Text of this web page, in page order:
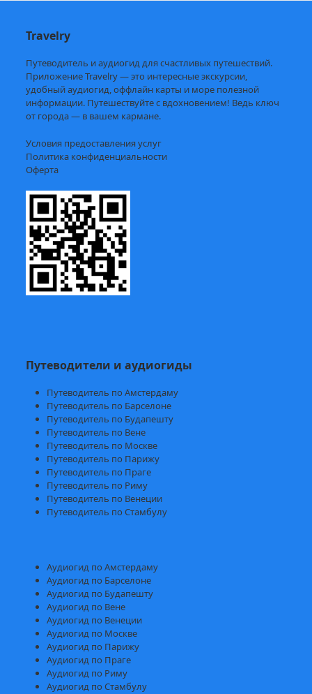
Travelry
Путеводитель и аудиогид для счастливых путешествий.
Приложение Travelry — это интересные экскурсии,
удобный аудиогид, оффлайн карты и море полезной
информации. Путешествуйте с вдохновением! Ведь ключ
от города — в вашем кармане.
Условия предоставления услуг
Политика конфиденциальности
Оферта
Путеводители и аудиогиды
Путеводитель по Амстердаму
Путеводитель по Барселоне
Путеводитель по Будапешту
Путеводитель по Вене
Путеводитель по Москве
Путеводитель по Парижу
Путеводитель по Праге
Путеводитель по Риму
Путеводитель по Венеции
Путеводитель по Стамбулу
Аудиогид по Амстердаму
Аудиогид по Барселоне
Аудиогид по Будапешту
Аудиогид по Вене
Аудиогид по Венеции
Аудиогид по Москве
Аудиогид по Парижу
Аудиогид по Праге
Аудиогид по Риму
Аудиогид по Стамбулу